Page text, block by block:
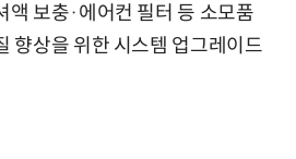
보충·에어컨 필터 등 소모품
향상을 위한 시스템 업그레이드